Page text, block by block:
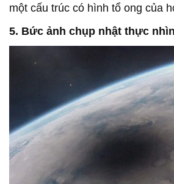
một cấu trúc có hình tổ ong của
5. Bức ảnh chụp nhật thực